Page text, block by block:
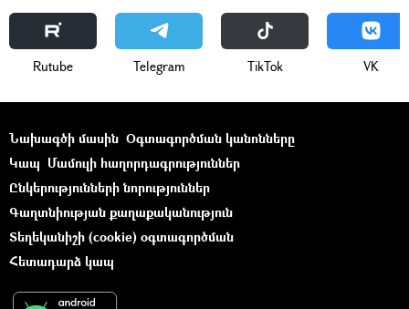
Rutube Telegram ТikТоk VK
Նախագծի մասին Օգտագործման կանոնները
Կապ Մամուլի հաղորդագրություններ
Ընկերությունների նորություններ
Գաղտնիության քաղաքականություն
Տեղեկանիշի (cookie) օգտագործման
Հետադարձ կապ